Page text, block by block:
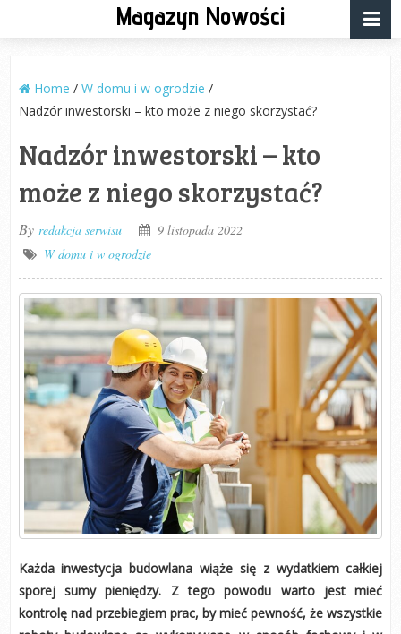
Magazyn Nowości
Home / W domu i w ogrodzie /
Nadzór inwestorski – kto może z niego skorzystać?
Nadzór inwestorski – kto
może z niego skorzystać?
By redakcja serwisu
9 listopada 2022
W domu i w ogrodzie
Każda inwestycja budowlana wiąże się z wydatkiem całkiej
sporej sumy pieniędzy. Z tego powodu warto jest mieć
kontrolę nad przebiegiem prac, by mieć pewność, że wszystkie